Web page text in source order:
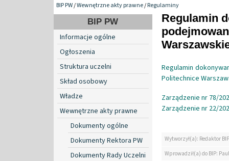
BIP PW/Wewnętrzne akty prawne/Regulaminy
BIP PW
Informacje ogólne
Ogłoszenia
Struktura uczelni
Skład osobowy
Władze
Wewnętrzne akty prawne
Dokumenty ogólne
Dokumenty Rektora PW
Dokumenty Rady Uczelni
Regulamin
Regulamin
Politechnice
Zarządzenie nr 78/
Zarządzenie nr 22/
Wytworzył(a): Redaktor BIP
Wprowadził(a) do BIP: